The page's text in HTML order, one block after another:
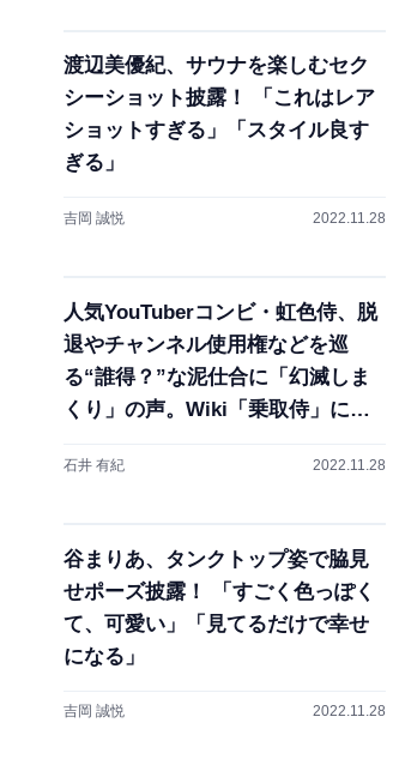
渡辺美優紀、サウナを楽しむセク
シーショット披露！ 「これはレア
ショットすぎる」「スタイル良す
ぎる」
吉岡 誠悦 2022.11.28
人気YouTuberコンビ・虹色侍、脱
退やチャンネル使用権などを巡
る“誰得？”な泥仕合に「幻滅しま
くり」の声。Wiki「乗取侍」に書
石井 有紀 2022.11.28
谷まりあ、タンクトップ姿で脇見
せポーズ披露！ 「すごく色っぽく
て、可愛い」「見てるだけで幸せ
になる」
吉岡 誠悦 2022.11.28